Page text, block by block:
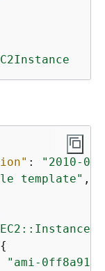
:
"2010-
template" ,
{
"ami-